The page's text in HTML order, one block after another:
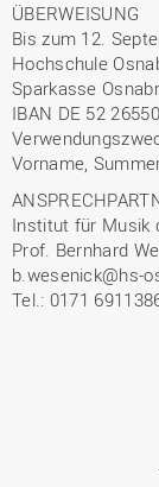
ÜBERWEISUNG
Bis zum 12.
Hochschule
Sparkasse
IBAN DE 52
Vorname,
Institut für Musik
Prof. Bernhard
b.wesenick@hs-
Tel.: 0171